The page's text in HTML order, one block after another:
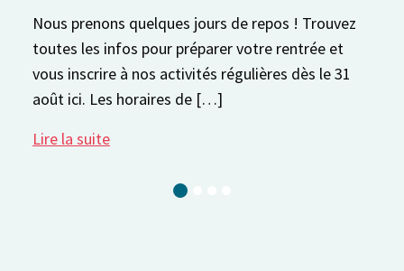
quelques jours de repos ! Trouvez
infos pour préparer votre rentrée et
à nos activités régulières dès le 31
horaires de […]
Semaine du 3
physiquement
13h30 à